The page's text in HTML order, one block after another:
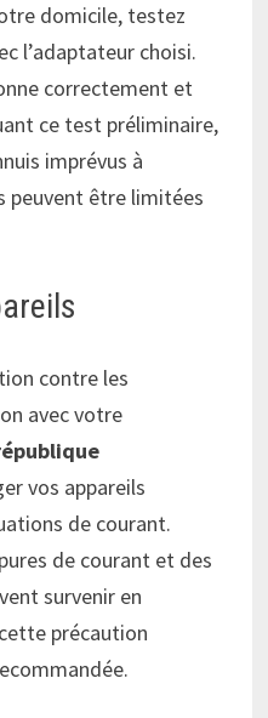
domicile, testez
l’adaptateur choisi.
correctement et
ce test préliminaire,
imprévus à
peuvent être limitées
contre les
avec votre
vos appareils
de courant.
de courant et des
survenir en
précaution